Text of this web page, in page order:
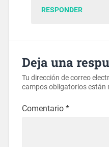
RESPONDER
Deja una
Tu dirección de correo
campos obligatorios están
Comentario *